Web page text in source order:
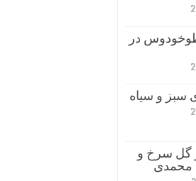
در
سبز و سیاه
گل سرخ و
محمدی